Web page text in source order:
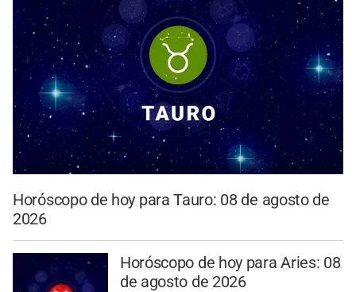
Horóscopo de hoy para Tauro: 08 de agosto de
2026
Horóscopo de hoy para Aries: 08
de agosto de 2026